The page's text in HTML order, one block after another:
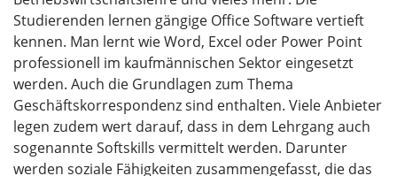
Studierenden lernen gängige Office Software vertieft
kennen. Man lernt wie Word, Excel oder Power Point
professionell im kaufmännischen Sektor eingesetzt
werden. Auch die Grundlagen zum Thema
Geschäftskorrespondenz sind enthalten. Viele Anbieter
legen zudem wert darauf, dass in dem Lehrgang auch
sogenannte Softskills vermittelt werden. Darunter
werden soziale Fähigkeiten zusammengefasst, die das